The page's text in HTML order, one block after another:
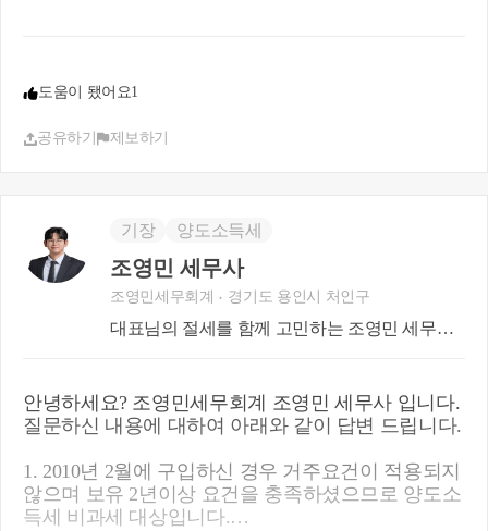
임대요건을 충족하지 않으셔도 되며, 이미 충족을 했
더라도 의미 없습니다.
도움이 됐어요1
공유하기 제보하기
기장 양도소득세
조영민 세무사
조영민세무회계 경기도 용인시 처인구
대표님의 절세를 함께 고민하는 조영민 세무사
안녕하세요? 조영민세무회계 조영민 세무사 입니다.
질문하신 내용에 대하여 아래와 같이 답변 드립니다.
1. 2010년 2월에 구입하신 경우 거주요건이 적용되지
않으며 보유 2년이상 요건을 충족하셨으므로 양도소
득세 비과세 대상입니다.